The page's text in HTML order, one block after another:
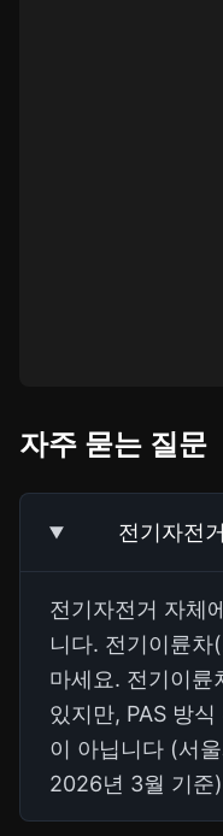
자주 묻는 질문
전기자전
전기자전거 자체
니다. 전기이륜차
마세요. 전기이륜
있지만, PAS 방
이 아닙니다 (서
2026년 3월 기준